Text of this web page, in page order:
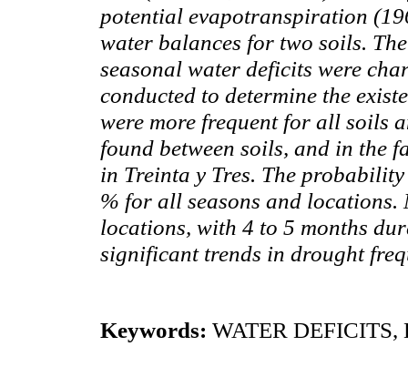
potential evapotranspiration
water balances for two soils.
seasonal water deficits were
conducted to determine the
were more frequent for all soils
found between soils, and in the
in Treinta y Tres. The
% for all seasons and
locations, with 4 to 5 months
significant trends in drought
Keywords: WATER